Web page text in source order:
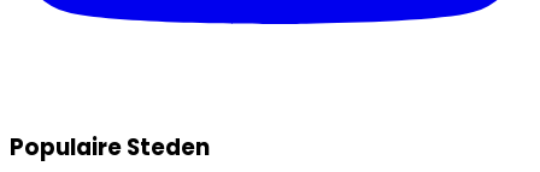
Populaire Steden